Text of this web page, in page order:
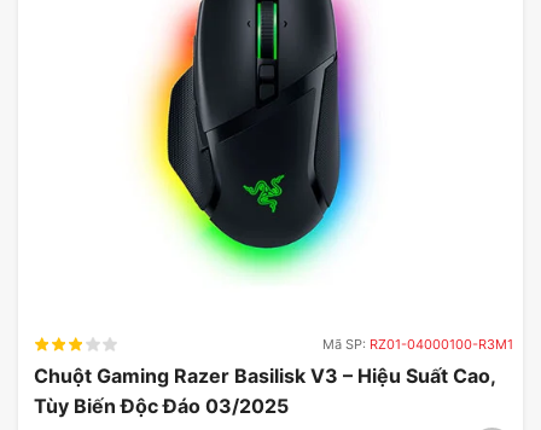
Mã SP: RZ01-04000100-R3M1
Chuột Gaming Razer Basilisk V3 – Hiệu Suất Cao,
Tùy Biến Độc Đáo 03/2025